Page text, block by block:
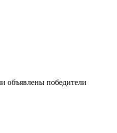
объявлены победители